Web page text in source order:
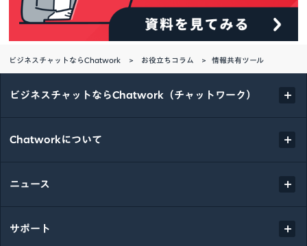
ビジネスチャットならChatwork お役立ちコラム 情報共有ツール
ビジネスチャットならChatwork（チャットワーク）
Chatworkについて
ニュース
サポート